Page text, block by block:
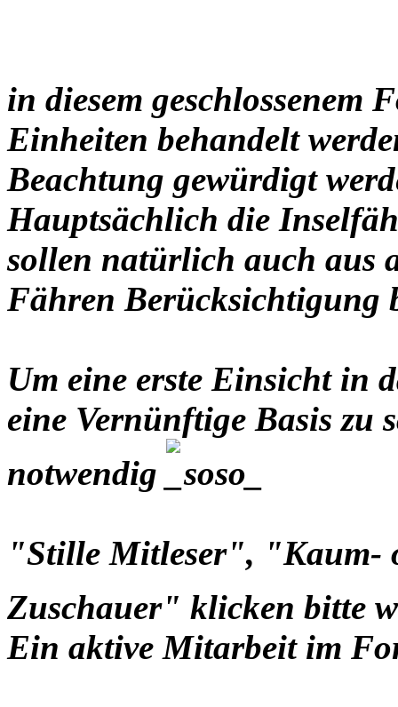
in diesem geschlossenem
Einheiten behandelt
Beachtung gewürdigt
Hauptsächlich die
sollen natürlich auch aus
Fähren Berücksichtigung
Um eine erste Einsicht in
eine Vernünftige Basis zu
notwendig
"Stille Mitleser", "Kaum-
Zuschauer" klicken bitte
Ein aktive Mitarbeit im